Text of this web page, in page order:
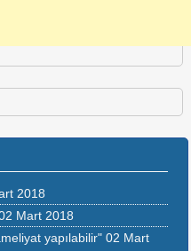
2018
Mart 2018
yapılabilir" 02 Mart